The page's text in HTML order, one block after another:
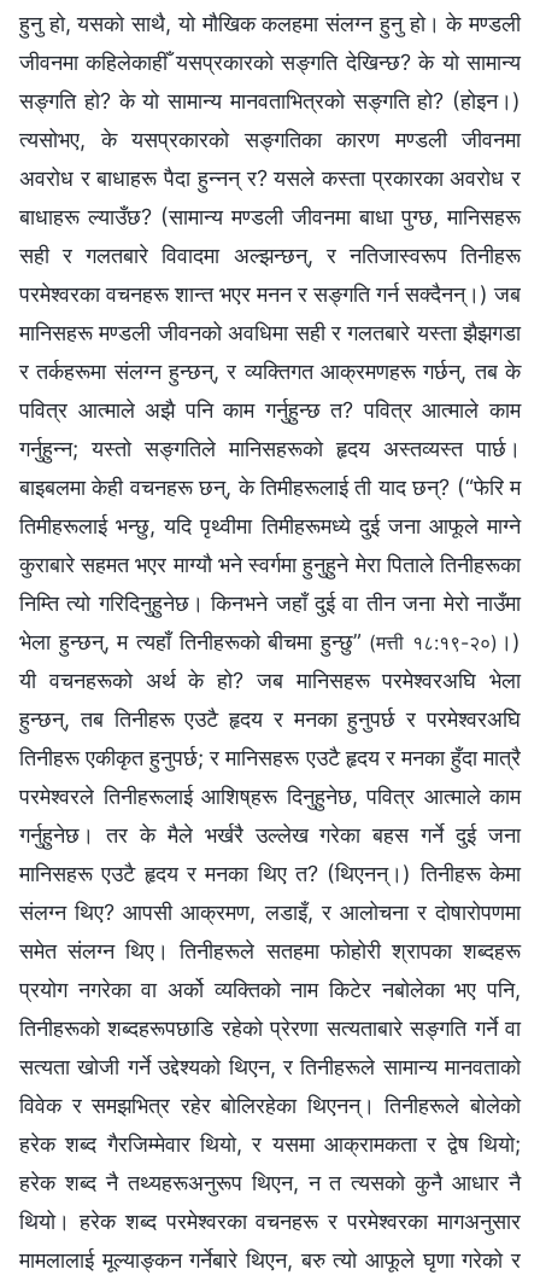
हुनु हो, यसको साथै, यो मौखिक कलहमा संलग्‍न हुनु हो। के मण्डली
जीवनमा कहिलेकाहीँ यसप्रकारको सङ्गति देखिन्छ? के यो सामान्य
सङ्गति हो? के यो सामान्य मानवताभित्रको सङ्गति हो? (होइन।)
त्यसोभए, के यसप्रकारको सङ्गतिका कारण मण्डली जीवनमा
अवरोध र बाधाहरू पैदा हुन्‍नन् र? यसले कस्ता प्रकारका अवरोध र
बाधाहरू ल्याउँछ? (सामान्य मण्डली जीवनमा बाधा पुग्छ, मानिसहरू
सही र गलतबारे विवादमा अल्झन्छन्, र नतिजास्वरूप तिनीहरू
परमेश्‍वरका वचनहरू शान्त भएर मनन र सङ्गति गर्न सक्दैनन्।) जब
मानिसहरू मण्डली जीवनको अवधिमा सही र गलतबारे यस्ता झैझगडा
र तर्कहरूमा संलग्‍न हुन्छन्, र व्यक्तिगत आक्रमणहरू गर्छन्, तब के
पवित्र आत्माले अझै पनि काम गर्नुहुन्छ त? पवित्र आत्माले काम
गर्नुहुन्‍न; यस्तो सङ्गतिले मानिसहरूको हृदय अस्तव्यस्त पार्छ।
बाइबलमा केही वचनहरू छन्, के तिमीहरूलाई ती याद छन्? (“फेरि म
तिमीहरूलाई भन्छु, यदि पृथ्वीमा तिमीहरूमध्ये दुई जना आफूले माग्‍ने
कुराबारे सहमत भएर माग्यौ भने स्वर्गमा हुनुहुने मेरा पिताले तिनीहरूका
निम्ति त्यो गरिदिनुहुनेछ। किनभने जहाँ दुई वा तीन जना मेरो नाउँमा
भेला हुन्छन्, म त्यहाँ तिनीहरूको बीचमा हुन्छु” (मत्ती १८:१९-२०) ।)
यी वचनहरूको अर्थ के हो? जब मानिसहरू परमेश्‍वरअघि भेला
हुन्छन्, तब तिनीहरू एउटै हृदय र मनका हुनुपर्छ र परमेश्‍वरअघि
तिनीहरू एकीकृत हुनुपर्छ; र मानिसहरू एउटै हृदय र मनका हुँदा मात्रै
परमेश्‍वरले तिनीहरूलाई आशिष्‌हरू दिनुहुनेछ, पवित्र आत्माले काम
गर्नुहुनेछ। तर के मैले भर्खरै उल्लेख गरेका बहस गर्ने दुई जना
मानिसहरू एउटै हृदय र मनका थिए त? (थिएनन्।) तिनीहरू केमा
संलग्‍न थिए? आपसी आक्रमण, लडाइँ, र आलोचना र दोषारोपणमा
समेत संलग्न थिए। तिनीहरूले सतहमा फोहोरी श्रापका शब्दहरू
प्रयोग नगरेका वा अर्को व्यक्तिको नाम किटेर नबोलेका भए पनि,
तिनीहरूको शब्दहरूपछाडि रहेको प्रेरणा सत्यताबारे सङ्गति गर्ने वा
सत्यता खोजी गर्ने उद्देश्यको थिएन, र तिनीहरूले सामान्य मानवताको
विवेक र समझभित्र रहेर बोलिरहेका थिएनन्। तिनीहरूले बोलेको
हरेक शब्द गैरजिम्मेवार थियो, र यसमा आक्रामकता र द्वेष थियो;
हरेक शब्द नै तथ्यहरूअनुरूप थिएन, न त त्यसको कुनै आधार नै
थियो। हरेक शब्द परमेश्‍वरका वचनहरू र परमेश्‍वरका मागअनुसार
मामलालाई मूल्याङ्कन गर्नेबारे थिएन, बरु त्यो आफूले घृणा गरेको र